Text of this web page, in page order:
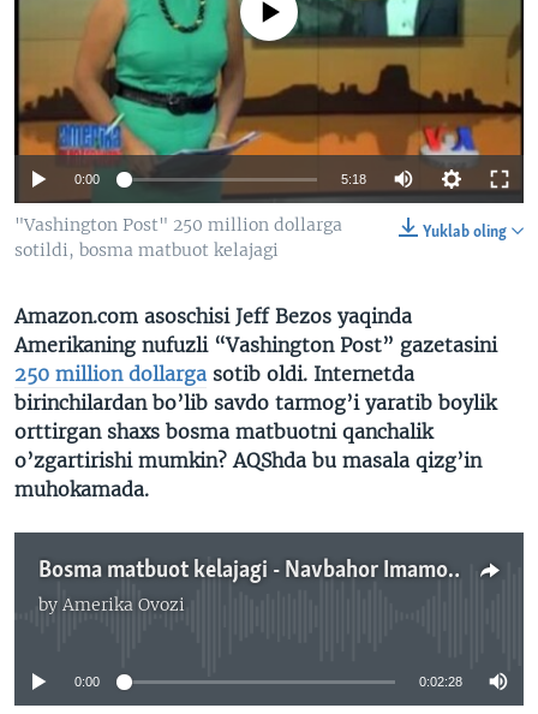
XABARLAR SURATLARDA
ODNOKLASSNIKI
TELEGRAM
TWITTER
SOUNDCLOUD
VOA
No media source currently available
0:00 5:18
Yuklab oling
"Vashington Post" 250 million dollarga
sotildi, bosma matbuot kelajagi
Amazon.com asoschisi Jeff Bezos yaqinda
Amerikaning nufuzli “Vashington Post” gazetasini
250 million dollarga sotib oldi. Internetda
birinchilardan bo’lib savdo tarmog’i yaratib boylik
orttirgan shaxs bosma matbuotni qanchalik
o’zgartirishi mumkin? AQShda bu masala qizg’in
muhokamada.
Bosma matbuot kelajagi - Navbahor Imamova
by Amerika Ovozi
No media source currently available
0:00 0:02:28